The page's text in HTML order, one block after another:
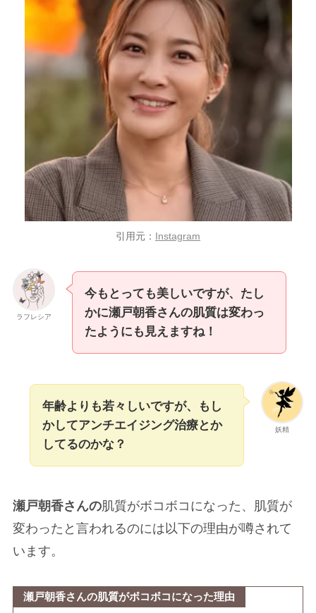
引用元： Instagram
ラフレシア
今もとっても美しいですが、たし
かに瀬戸朝香さんの肌質は変わっ
たようにも見えますね！
妖精
年齢よりも若々しいですが、もし
かしてアンチエイジング治療とか
してるのかな？
瀬戸朝香さんの肌質がボコボコになった、肌質が
変わったと言われるのには以下の理由が噂されて
います。
瀬戸朝香さんの肌質がボコボコになった理由